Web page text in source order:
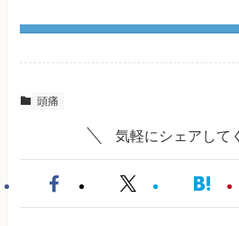
頭痛
気軽にシェアして